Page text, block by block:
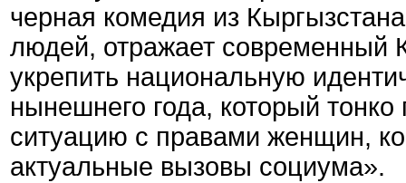
черная комедия из
людей, отражает современный
укрепить национальную
нынешнего года, который
ситуацию с правами женщин,
актуальные вызовы социума».